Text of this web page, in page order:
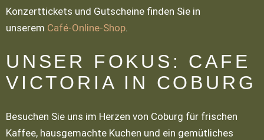
Konzerttickets und Gutscheine finden Sie in
unserem Café-Online-Shop.
UNSER FOKUS: CAFE
VICTORIA IN COBURG
Besuchen Sie uns im Herzen von Coburg für frischen
Kaffee, hausgemachte Kuchen und ein gemütliches